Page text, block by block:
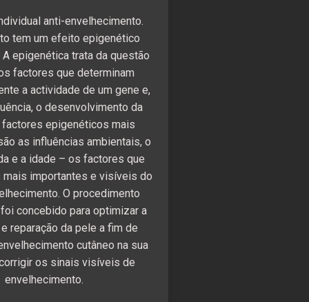
anti-envelhecimento.
tem um efeito epigenético
epigenética trata da questão
factores que determinam
a actividade de um gene e,
o desenvolvimento da
factores epigenéticos mais
as influências ambientais, o
e a idade – os factores que
mais importantes e visíveis do
O procedimento
concebido para optimizar a
reparação da pele a fim de
cutâneo na sua
os sinais visíveis de
envelhecimento.